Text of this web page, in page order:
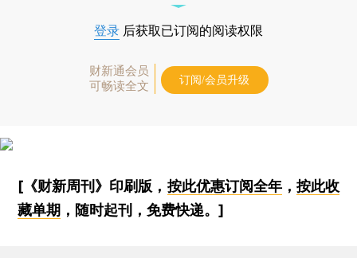
登录 后获取已订阅的阅读权限
财新通会员
可畅读全文
订阅/会员升级
[《财新周刊》印刷版， 按此优惠订阅全年， 按此收
藏单期 ，随时起刊，免费快递。]